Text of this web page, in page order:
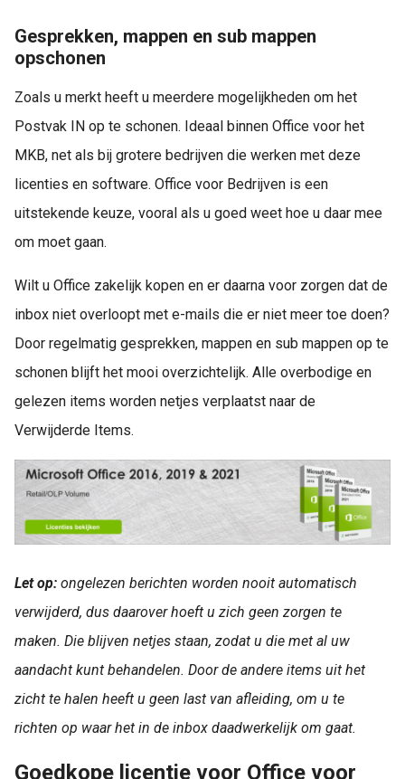
Gesprekken, mappen en sub mappen
opschonen
Zoals u merkt heeft u meerdere mogelijkheden om het
Postvak IN op te schonen. Ideaal binnen Office voor het
MKB, net als bij grotere bedrijven die werken met deze
licenties en software. Office voor Bedrijven is een
uitstekende keuze, vooral als u goed weet hoe u daar mee
om moet gaan.
Wilt u Office zakelijk kopen en er daarna voor zorgen dat de
inbox niet overloopt met e-mails die er niet meer toe doen?
Door regelmatig gesprekken, mappen en sub mappen op te
schonen blijft het mooi overzichtelijk. Alle overbodige en
gelezen items worden netjes verplaatst naar de
Verwijderde Items.
Let op: ongelezen berichten worden nooit automatisch
verwijderd, dus daarover hoeft u zich geen zorgen te
maken. Die blijven netjes staan, zodat u die met al uw
aandacht kunt behandelen. Door de andere items uit het
zicht te halen heeft u geen last van afleiding, om u te
richten op waar het in de inbox daadwerkelijk om gaat.
Goedkope licentie voor Office voor